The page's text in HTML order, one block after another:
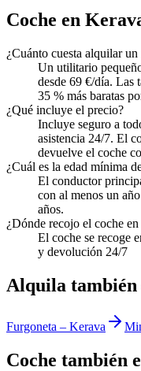
Coche en
¿Cuánto cuesta alquilar un
Un utilitario
desde 69 €/día. Las
35 % más baratas
¿Qué incluye el precio?
Incluye seguro a
asistencia 24/7. El
devuelve el coche
¿Cuál es la edad mínima
El conductor
con al menos un
años.
¿Dónde recojo el coche
El coche se recoge
y devolución 24/7
Alquila también
Furgoneta – Kerava
Coche también